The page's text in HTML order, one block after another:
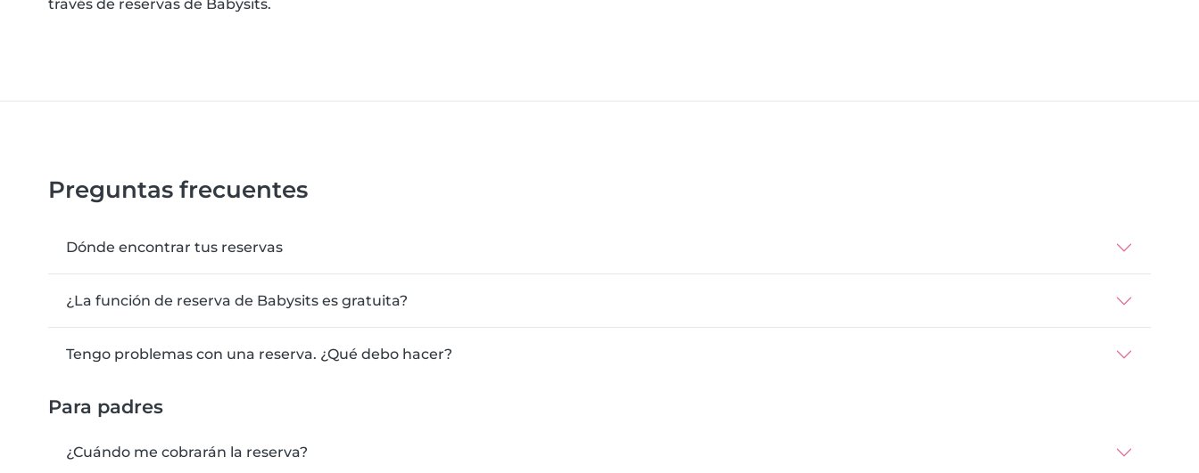
través de reservas de Babysits.
Preguntas frecuentes
Dónde encontrar tus reservas
¿La función de reserva de Babysits es gratuita?
Tengo problemas con una reserva. ¿Qué debo hacer?
Para padres
¿Cuándo me cobrarán la reserva?